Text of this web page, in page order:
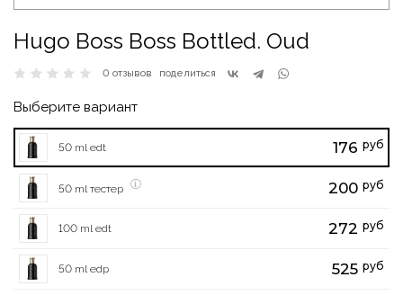
Hugo Boss Boss Bottled. Oud
0 отзывов поделиться
Выберите вариант
50 ml edt 176 руб
50 ml тестер 200 руб
100 ml edt 272 руб
50 ml edp 525 руб